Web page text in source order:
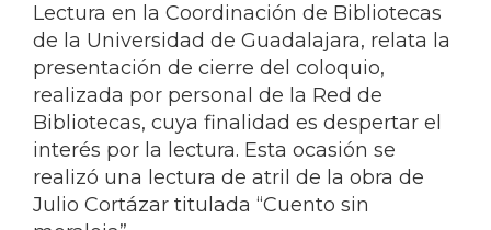
Lectura en la Coordinación de Bibliotecas
de la Universidad de Guadalajara, relata la
presentación de cierre del coloquio,
realizada por personal de la Red de
Bibliotecas, cuya finalidad es despertar el
interés por la lectura. Esta ocasión se
realizó una lectura de atril de la obra de
Julio Cortázar titulada “Cuento sin